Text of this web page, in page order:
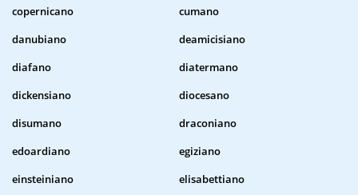
copernicano
cumano
danubiano
deamicisiano
diafano
diatermano
dickensiano
diocesano
disumano
draconiano
edoardiano
egiziano
einsteiniano
elisabettiano